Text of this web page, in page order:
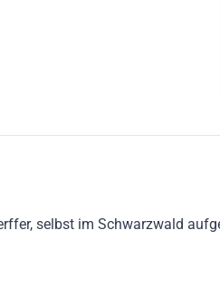
selbst im Schwarzwald